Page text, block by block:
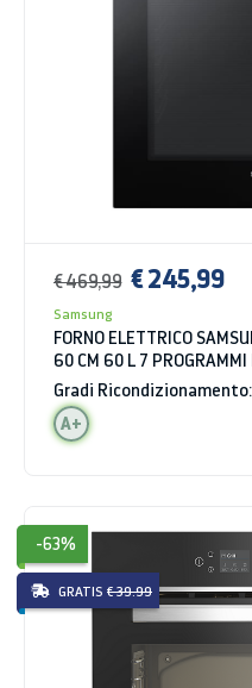
€ 469,99 € 245,99
Samsung
FORNO ELETTRICO
60 CM 60 L 7 PROGRAMMI
Gradi Ricondizionamento:
A+
-63%
GRATIS € 39.99